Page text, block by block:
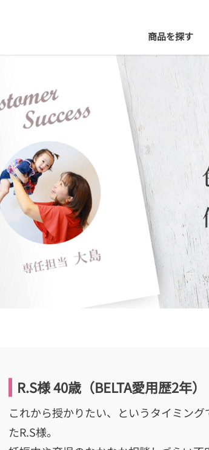
商品を探す
R.S様 40歳（BELTA愛用歴2年）
これから授かりたい、というタイミン
たR.S様。